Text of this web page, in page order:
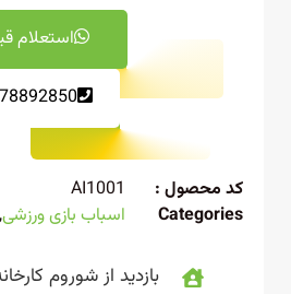
استعلام قیمت
09378892850
محصول :
AI1001
اسباب بازی ورزشی,بازی
بازدید از شوروم کارخانه